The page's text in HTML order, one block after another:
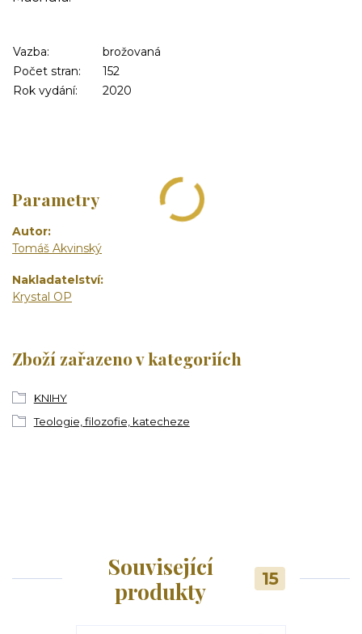
Vazba:
brožovaná
Počet stran:
152
Rok vydání:
2020
Parametry
Autor
Tomáš Akvinský
Nakladatelství
Krystal OP
Zboží zařazeno v kategoriích
KNIHY
Teologie, filozofie, katecheze
Související
produkty
15